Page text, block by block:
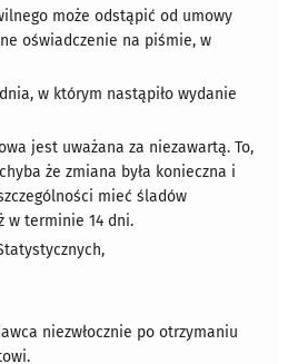
może odstąpić od umowy
oświadczenie na piśmie, w
w którym nastąpiło wydanie
jest uważana za niezawartą. To,
że zmiana była konieczna i
mieć śladów
w terminie 14 dni.
niezwłocznie po otrzymaniu